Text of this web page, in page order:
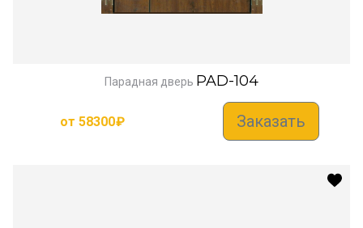
Парадная дверь PAD-104
от 58300₽ Заказать